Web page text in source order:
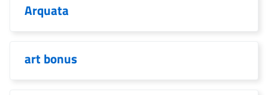
Arquata
art bonus